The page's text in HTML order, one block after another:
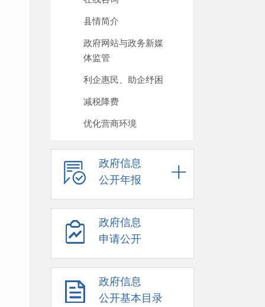
县情简介
政府网站与政务新媒
体监管
利企惠民、助企纾困
减税降费
优化营商环境
政府信息
公开年报
政府信息
申请公开
政府信息
公开基本目录